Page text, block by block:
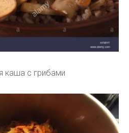
каша с грибами